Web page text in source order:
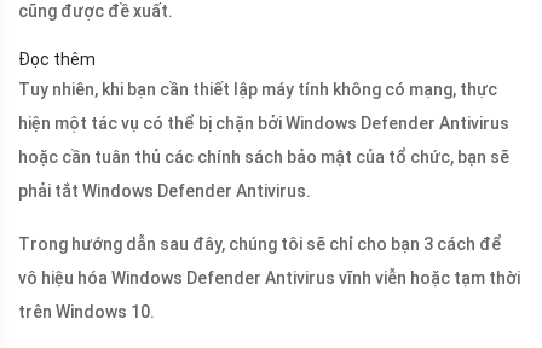
cũng được đề xuất.
Đọc thêm
Tuy nhiên, khi bạn cần thiết lập máy tính không có mạng, thực
hiện một tác vụ có thể bị chặn bởi Windows Defender Antivirus
hoặc cần tuân thủ các chính sách bảo mật của tổ chức, bạn sẽ
phải tắt Windows Defender Antivirus.
Trong hướng dẫn sau đây, chúng tôi sẽ chỉ cho bạn 3 cách để
vô hiệu hóa Windows Defender Antivirus vĩnh viễn hoặc tạm thời
trên Windows 10.